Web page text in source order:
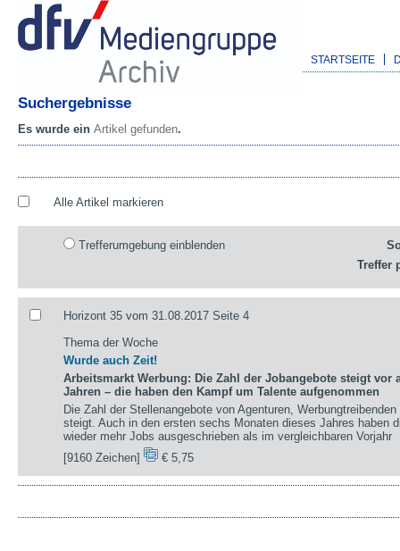
STARTSEITE
Suchergebnisse
Es wurde ein Artikel gefunden.
Alle Artikel markieren
Trefferumgebung einblenden
Treffer
Horizont 35 vom 31.08.2017 Seite 4
Thema der Woche
Wurde auch Zeit!
Arbeitsmarkt Werbung: Die Zahl der Jobangebote steigt vor
Jahren – die haben den Kampf um Talente aufgenommen
Die Zahl der Stellenangebote von Agenturen,
steigt. Auch in den ersten sechs Monaten dieses Jahres haben
wieder mehr Jobs ausgeschrieben als im vergleichbaren Vorjahr
[9160 Zeichen]
€ 5,75